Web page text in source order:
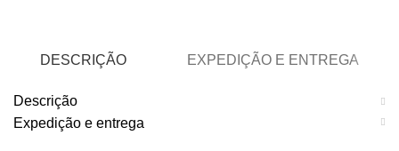
DESCRIÇÃO EXPEDIÇÃO E ENTREGA
Descrição
Expedição e entrega